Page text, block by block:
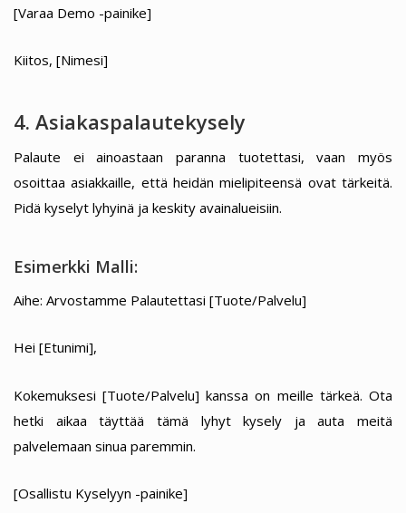
[Varaa Demo -painike]
Kiitos, [Nimesi]
4. Asiakaspalautekysely
Palaute ei ainoastaan paranna tuotettasi, vaan myös
osoittaa asiakkaille, että heidän mielipiteensä ovat tärkeitä.
Pidä kyselyt lyhyinä ja keskity avainalueisiin.
Esimerkki Malli:
Aihe: Arvostamme Palautettasi [Tuote/Palvelu]
Hei [Etunimi],
Kokemuksesi [Tuote/Palvelu] kanssa on meille tärkeä. Ota
hetki aikaa täyttää tämä lyhyt kysely ja auta meitä
palvelemaan sinua paremmin.
[Osallistu Kyselyyn -painike]